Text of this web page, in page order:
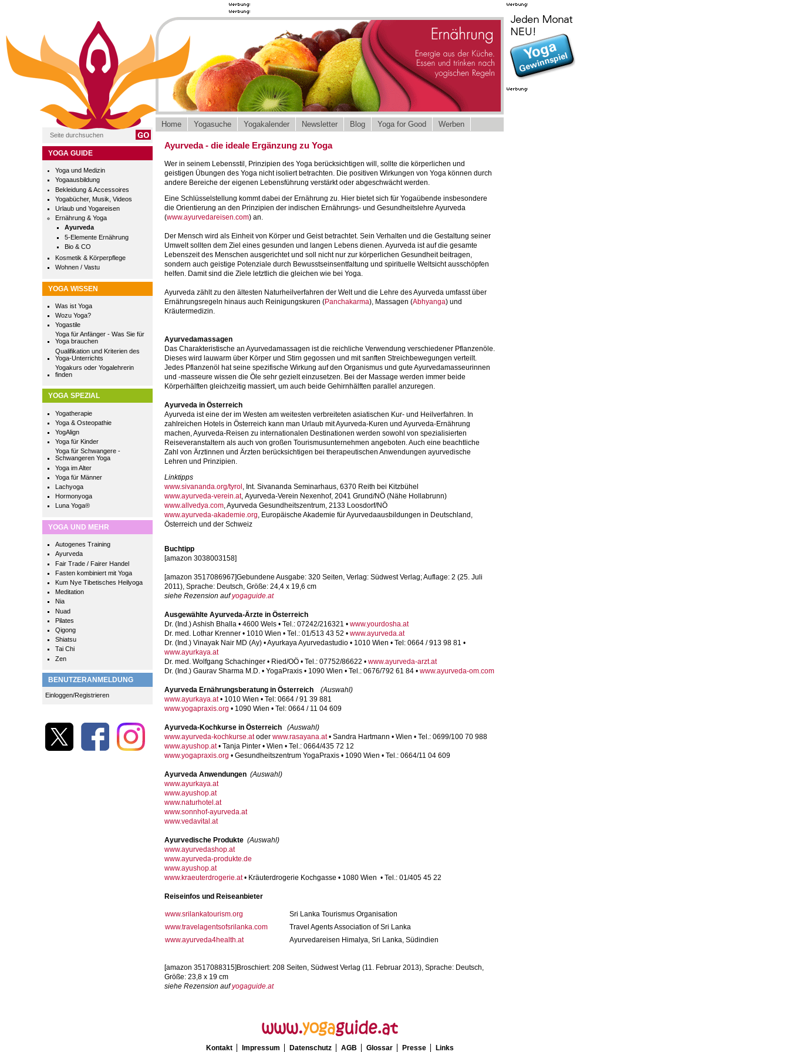
YOGA GUIDE
Yoga und Medizin
Yogaausbildung
Bekleidung & Accessoires
Yogabücher, Musik, Videos
Urlaub und Yogareisen
Ernährung & Yoga
Ayurveda
5-Elemente Ernährung
Bio & CO
Kosmetik & Körperpflege
Wohnen / Vastu
YOGA WISSEN
Was ist Yoga
Wozu Yoga?
Yogastile
Yoga für Anfänger - Was Sie für
Yoga brauchen
Qualifikation und Kriterien des
Yoga-Unterrichts
Yogakurs oder Yogalehrerin
finden
YOGA SPEZIAL
Yogatherapie
Yoga & Osteopathie
YogAlign
Yoga für Kinder
Yoga für Schwangere -
Schwangeren Yoga
Yoga im Alter
Yoga für Männer
Lachyoga
Hormonyoga
Luna Yoga®
YOGA UND MEHR
Autogenes Training
Ayurveda
Fair Trade / Fairer Handel
Fasten kombiniert mit Yoga
Kum Nye Tibetisches Heilyoga
Meditation
Nia
Nuad
Pilates
Qigong
Shiatsu
Tai Chi
Zen
BENUTZERANMELDUNG
Einloggen/Registrieren
Home Yogasuche Yogakalender Newsletter Blog Yoga for Good Werben
Ayurveda - die ideale Ergänzung zu Yoga
Wer in seinem Lebensstil, Prinzipien des Yoga berücksichtigen will, sollte die körperlichen und
geistigen Übungen des Yoga nicht isoliert betrachten. Die positiven Wirkungen von Yoga können durch
andere Bereiche der eigenen Lebensführung verstärkt oder abgeschwächt werden.
Eine Schlüsselstellung kommt dabei der Ernährung zu. Hier bietet sich für Yogaübende insbesondere
die Orientierung an den Prinzipien der indischen Ernährungs- und Gesundheitslehre Ayurveda
(www.ayurvedareisen.com) an.
Der Mensch wird als Einheit von Körper und Geist betrachtet. Sein Verhalten und die Gestaltung seiner
Umwelt sollten dem Ziel eines gesunden und langen Lebens dienen. Ayurveda ist auf die gesamte
Lebenszeit des Menschen ausgerichtet und soll nicht nur zur körperlichen Gesundheit beitragen,
sondern auch geistige Potenziale durch Bewusstseinsentfaltung und spirituelle Weltsicht ausschöpfen
helfen. Damit sind die Ziele letztlich die gleichen wie bei Yoga.
Ayurveda zählt zu den ältesten Naturheilverfahren der Welt und die Lehre des Ayurveda umfasst über
Ernährungsregeln hinaus auch Reinigungskuren (Panchakarma), Massagen (Abhyanga) und
Kräutermedizin.
Ayurvedamassagen
Das Charakteristische an Ayurvedamassagen ist die reichliche Verwendung verschiedener Pflanzenöle.
Dieses wird lauwarm über Körper und Stirn gegossen und mit sanften Streichbewegungen verteilt.
Jedes Pflanzenöl hat seine spezifische Wirkung auf den Organismus und gute Ayurvedamasseurinnen
und -masseure wissen die Öle sehr gezielt einzusetzen. Bei der Massage werden immer beide
Körperhälften gleichzeitig massiert, um auch beide Gehirnhälften parallel anzuregen.
Ayurveda in Österreich
Ayurveda ist eine der im Westen am weitesten verbreiteten asiatischen Kur- und Heilverfahren. In
zahlreichen Hotels in Österreich kann man Urlaub mit Ayurveda-Kuren und Ayurveda-Ernährung
machen, Ayurveda-Reisen zu internationalen Destinationen werden sowohl von spezialisierten
Reiseveranstaltern als auch von großen Tourismusunternehmen angeboten. Auch eine beachtliche
Zahl von Ärztinnen und Ärzten berücksichtigen bei therapeutischen Anwendungen ayurvedische
Lehren und Prinzipien.
Linktipps
www.sivananda.org/tyrol , Int. Sivananda Seminarhaus, 6370 Reith bei Kitzbühel
www.ayurveda-verein.at, Ayurveda-Verein Nexenhof, 2041 Grund/NÖ (Nähe Hollabrunn)
www.allvedya.com , Ayurveda Gesundheitszentrum, 2133 Loosdorf/NÖ
www.ayurveda-akademie.org , Europäische Akademie für Ayurvedaausbildungen in Deutschland,
Österreich und der Schweiz
Buchtipp
[amazon 3038003158]
[amazon 3517086967]Gebundene Ausgabe: 320 Seiten, Verlag: Südwest Verlag; Auflage: 2 (25. Juli
2011), Sprache: Deutsch, Größe: 24,4 x 19,6 cm
siehe Rezension aufyogaguide.at
Ausgewählte Ayurveda-Ärzte in Österreich
Dr. (Ind.) Ashish Bhalla • 4600 Wels • Tel.: 07242/216321 • www.yourdosha.at
Dr. med. Lothar Krenner • 1010 Wien • Tel.: 01/513 43 52 • www.ayurveda.at
Dr. (Ind.) Vinayak Nair MD (Ay) • Ayurkaya Ayurvedastudio • 1010 Wien • Tel: 0664 / 913 98 81 •
www.ayurkaya.at
Dr. med. Wolfgang Schachinger • Ried/OÖ • Tel.: 07752/86622 • www.ayurveda-arzt.at
Dr. (Ind.) Gaurav Sharma M.D. • YogaPraxis • 1090 Wien • Tel.: 0676/792 61 84 • www.ayurveda-om.com
Ayurveda Ernährungsberatung in Österreich
(Auswahl)
www.ayurkaya.at• 1010 Wien • Tel: 0664 / 91 39 881
www.yogapraxis.org • 1090 Wien • Tel: 0664 / 11 04 609
Ayurveda-Kochkurse in Österreich
(Auswahl)
www.ayurveda-kochkurse.atoder www.rasayana.at• Sandra Hartmann • Wien • Tel.: 0699/100 70 988
www.ayushop.at• Tanja Pinter • Wien • Tel.: 0664/435 72 12
www.yogapraxis.org • Gesundheitszentrum YogaPraxis • 1090 Wien • Tel.: 0664/11 04 609
Ayurveda Anwendungen (Auswahl)
www.ayurkaya.at
www.ayushop.at
www.naturhotel.at
www.sonnhof-ayurveda.at
www.vedavital.at
Ayurvedische Produkte (Auswahl)
www.ayurvedashop.at
www.ayurveda-produkte.de
www.ayushop.at
www.kraeuterdrogerie.at• Kräuterdrogerie Kochgasse • 1080 Wien • Tel.: 01/405 45 22
Reiseinfos und Reiseanbieter
www.srilankatourism.org
Sri Lanka Tourismus Organisation
www.travelagentsofsrilanka.com
Travel Agents Association of Sri Lanka
www.ayurveda4health.at
Ayurvedareisen Himalya, Sri Lanka, Südindien
[amazon 3517088315]Broschiert: 208 Seiten, Südwest Verlag (11. Februar 2013), Sprache: Deutsch,
Größe: 23,8 x 19 cm
siehe Rezension aufyogaguide.at
Kontakt Impressum Datenschutz AGB Glossar Presse Links